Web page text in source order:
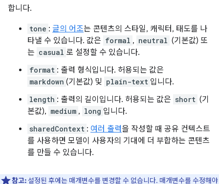
합니다.
tone : 글의 어조는 콘텐츠의 스타일, 캐릭터, 태도를 나
타낼 수 있습니다. 값은 formal , neutral (기본값) 또
는 casual 로 설정할 수 있습니다.
format : 출력 형식입니다. 허용되는 값은
markdown (기본값) 및 plain-text 입니다.
length : 출력의 길이입니다. 허용되는 값은 short (기
본값), medium , long 입니다.
sharedContext : 여러 출력을 작성할 때 공유 컨텍스트
를 사용하면 모델이 사용자의 기대에 더 부합하는 콘텐츠
를 만들 수 있습니다.
참고: 설정된 후에는 매개변수를 변경할 수 없습니다. 매개변수를 수정해야